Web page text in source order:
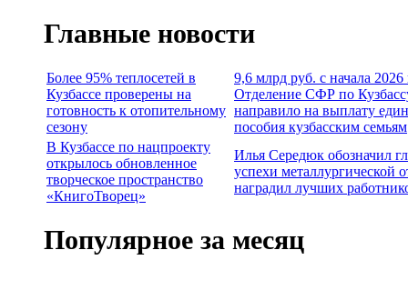
Главные новости
Более 95% теплосетей в
Кузбассе проверены на
готовность к отопительному
сезону
9,6 млрд руб. с начала 2026
Отделение СФР по
направило на выплату
пособия кузбасским семьям
В Кузбассе по нацпроекту
открылось обновленное
творческое пространство
«КнигоТворец»
Илья Середюк обозначил
успехи металлургической
наградил лучших
Популярное за месяц